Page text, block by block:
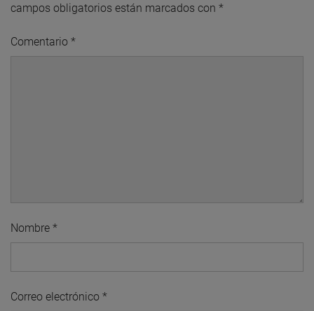
campos obligatorios están marcados con *
Comentario *
Nombre *
Correo electrónico *